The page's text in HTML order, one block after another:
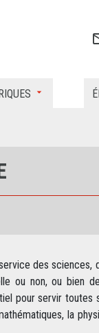
des sciences,
ou non, ou bien
pour servir toutes
la